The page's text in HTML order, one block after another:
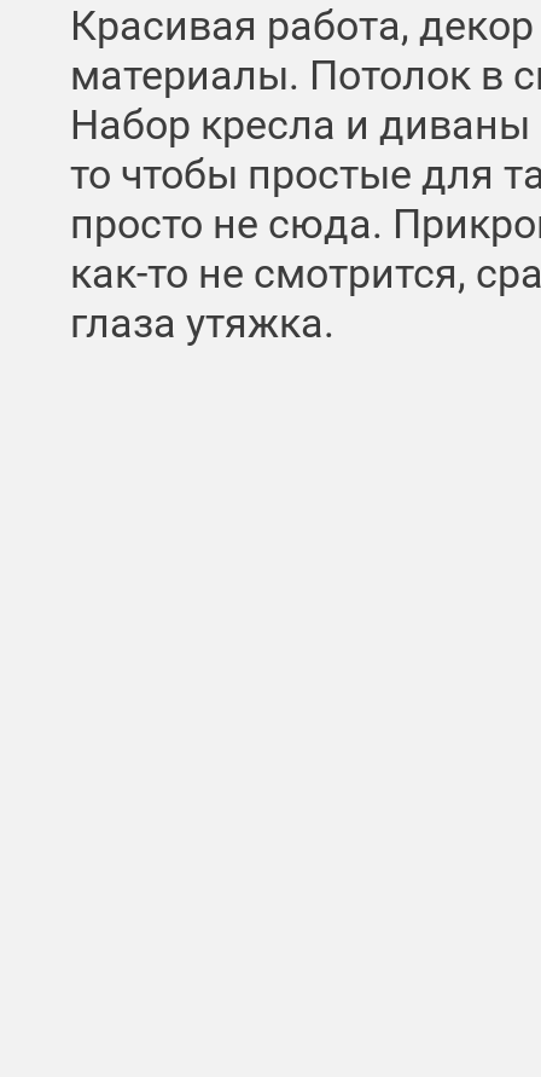
Красивая работа,
материалы. Потолок в
Набор кресла и диваны
то чтобы простые для
просто не сюда.
как-то не смотрится,
глаза утяжка.